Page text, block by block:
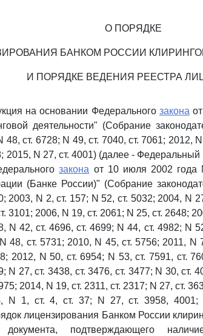
О ПОРЯДКЕ
БАНКОМ РОССИИ
И ПОРЯДКЕ ВЕДЕНИЯ РЕЕСТРА
на основании Федерального закона
деятельности" (Собрание
48, ст. 6728; N 49, ст. 7040, ст. 7061; 2012,
2015, N 27, ст. 4001) (далее -
закона от 10 июля 2002
(Банке России)" (Собрание
2003, N 2, ст. 157; N 52, ст. 5032; 2004, N
3101; 2006, N 19, ст. 2061; N 25, ст. 2648;
N 42, ст. 4696, ст. 4699; N 44, ст. 4982; N
48, ст. 5731; 2010, N 45, ст. 5756; 2011, N
2012, N 50, ст. 6954; N 53, ст. 7591, ст.
N 27, ст. 3438, ст. 3476, ст. 3477; N 30, ст.
2014, N 19, ст. 2311, ст. 2317; N 27, ст.
N 1, ст. 4, ст. 37; N 27, ст. 3958,
лицензирования Банком России
документа, подтверждающего